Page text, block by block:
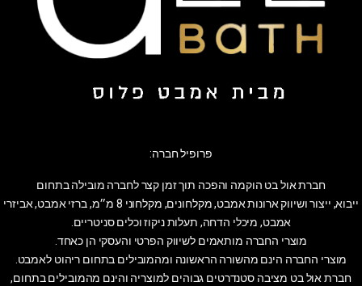
פרופיל חברה:
חברת אול בט הוקמה והפכה תוך זמן קצר לחברה מובילה בתחום
ייבוא, ייצור ושיווק ארונות אמבט, מקלחונים, מקלחוני 8 מ״מ, ברזי אמבט, אביזרי
אמבט, מיכלי הדחה, תעלות ניקוז וכלים סניטריים.
מוצרי החברה מותאמים לשיווק הפרטי והעסקי הן כאחד.
מוצרי החברה הינם מהשורה הראשונה ומהמובילים בתחום ריהוט לאמבט.
חברת אול בט מציבה סטנדרטים גבוהים למוצריה והינם מהמובילים בתחום,